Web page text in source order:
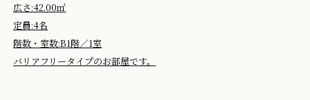
広さ:42.00㎡
定員:4名
階数・室数:B1階／1室
バリアフリータイプのお部屋です。